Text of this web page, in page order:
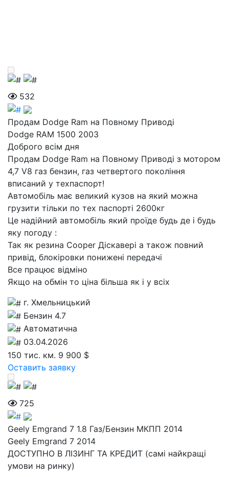
532
Продам Dodge Ram на Повному Приводі
Dodge RAM 1500 2003
Доброго всім дня
Продам Dodge Ram на Повному Приводі з мотором
4,7 V8 газ бензин, газ четвертого покоління
вписаний у техпаспорт!
Автомобіль має великий кузов на який можна
грузити тільки по тех паспорті 2600кг
Це надійний автомобіль який проїде будь де і будь
яку погоду :
Так як резина Cooper Діскавері а також повний
привід, блокіровки понижені передачі
Все працює відміно
Якщо на обмін то ціна більша як і у всіх
г. Хмельницький
Бензин 4.7
Автоматична
03.04.2026
150 тис. км. 9 900 $
Оставить заявку
725
Geely Emgrand 7 1.8 Газ/Бензин МКПП 2014
Geely Emgrand 7 2014
ДОСТУПНО В ЛІЗИНГ ТА КРЕДИТ (самі найкращі
умови на ринку)